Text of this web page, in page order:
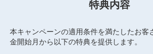
特典内容
本キャンペーンの適用条件を満たしたお客
金開始月から以下の特典を提供します。